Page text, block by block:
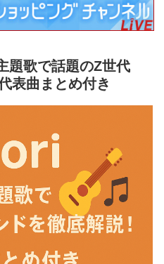
題歌で話題のZ世代
表曲まとめ付き